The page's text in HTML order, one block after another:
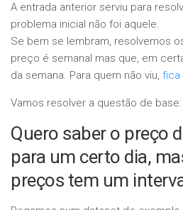
A entrada anterior serviu para
problema inicial não foi aquele.
Se bem se lembram, resolvemos
preço é semanal mas que, em
da semana. Para quem não viu, fica
Vamos resolver a questão de base:
Quero saber o preço
para um certo dia,
preços tem um